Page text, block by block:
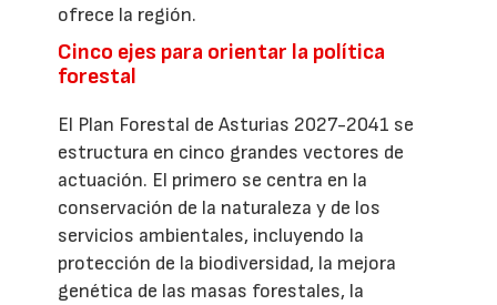
ofrece la región.
Cinco ejes para orientar la política
forestal
El Plan Forestal de Asturias 2027-2041 se
estructura en cinco grandes vectores de
actuación. El primero se centra en la
conservación de la naturaleza y de los
servicios ambientales, incluyendo la
protección de la biodiversidad, la mejora
genética de las masas forestales, la